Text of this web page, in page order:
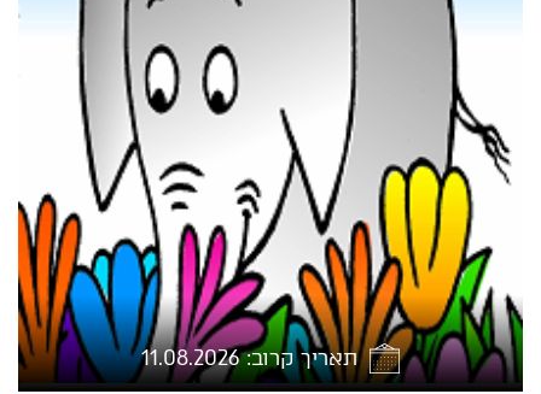
תאריך קרוב: 11.08.2026